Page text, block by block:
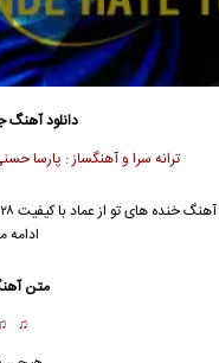
دانلود آهنگ
ترانه سرا و آهنگساز :
خنده های تو ازعماد
ادامه
متن
♫